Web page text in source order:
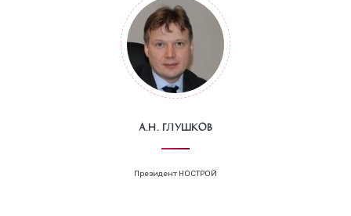
А.Н. Глушков
Президент НОСТРОЙ